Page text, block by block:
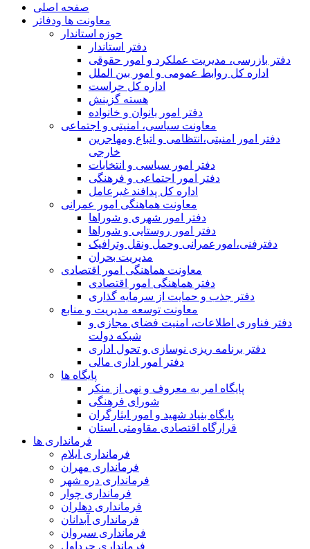
صفحه اصلی
معاونت ها ودفاتر
حوزه استاندار
دفتر استاندار
دفتر بازرسی، مدیریت عملکرد و امور حقوقی
اداره کل روابط عمومی و امور بین الملل
اداره کل حراست
هسته گزینش
دفتر امور بانوان و خانواده
معاونت سیاسی، امنیتی و اجتماعی
دفتر امور امنيتی،انتظامی و اتباع ومهاجرین
خارجی
دفتر امور سیاسی و انتخابات
دفتر امور اجتماعی و فرهنگی
اداره کل پدافند غیرعامل
معاونت هماهنگی امور عمرانی
دفتر امور شهری و شوراها
دفتر امور روستایی و شوراها
دفترفنی،امورعمرانی وحمل ونقل وترافيک
مدیریت بحران
معاونت هماهنگی امور اقتصادی
دفتر هماهنگی امور اقتصادی
دفتر جذب و حمایت از سرمایه گذاری
معاونت توسعه مدیریت و منابع
دفتر فناوری اطلاعات، امنیت فضای مجازی و
شبکه دولت
دفتر برنامه ریزی نوسازی و تحول اداری
دفتر امور اداری مالی
پایگاه ها
پایگاه امر به معروف و نهی از منکر
شورای فرهنگی
پایگاه بنیاد شهید و امور ایثارگران
قرارگاه اقتصادی مقاومتی استان
فرمانداری ها
فرمانداری ایلام
فرمانداری مهران
فرمانداری دره شهر
فرمانداری چوار
فرمانداری دهلران
فرمانداری آبدانان
فرمانداری سیروان
فرمانداری چرداول